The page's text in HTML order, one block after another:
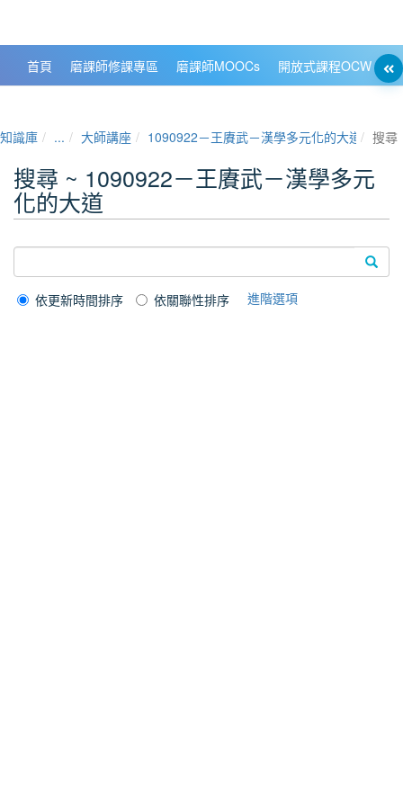
首頁 磨課師修課專區 磨課師MOOCs 開放式課程OCW
知識庫 ... 大師講座 1090922－王賡武－漢學多元化的大道 搜尋
搜尋 ~ 1090922－王賡武－漢學多元
化的大道
依更新時間排序 依關聯性排序 進階選項